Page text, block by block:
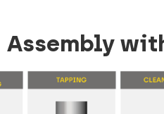
Assembly